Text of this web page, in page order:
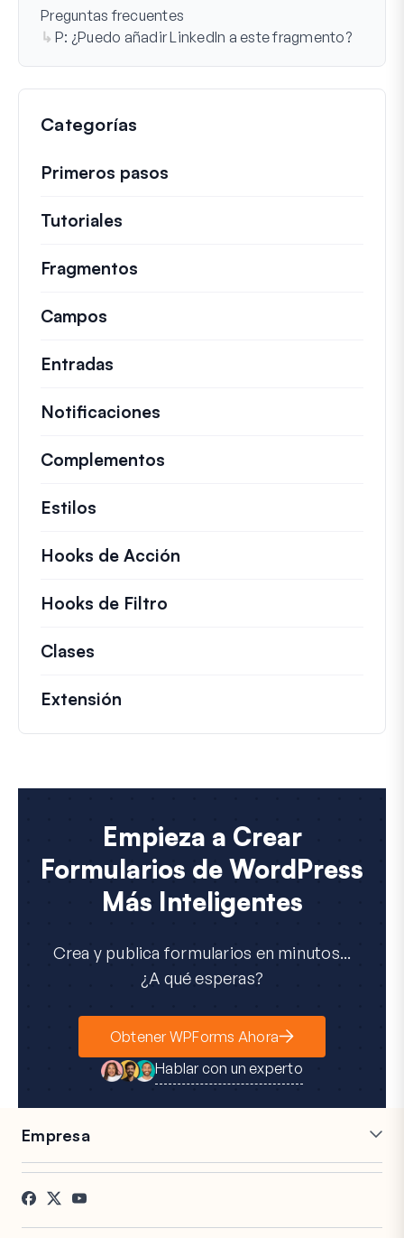
Preguntas frecuentes
P: ¿Puedo añadir LinkedIn a este fragmento?
Categorías
Primeros pasos
Tutoriales
Fragmentos
Campos
Entradas
Notificaciones
Complementos
Estilos
Hooks de Acción
Hooks de Filtro
Clases
Extensión
Empieza a Crear
Formularios de WordPress
Más Inteligentes
Crea y publica formularios en minutos...
¿A qué esperas?
Obtener WPForms Ahora
Hablar con un experto
Empresa
Carreras
Testimonios
Afiliados